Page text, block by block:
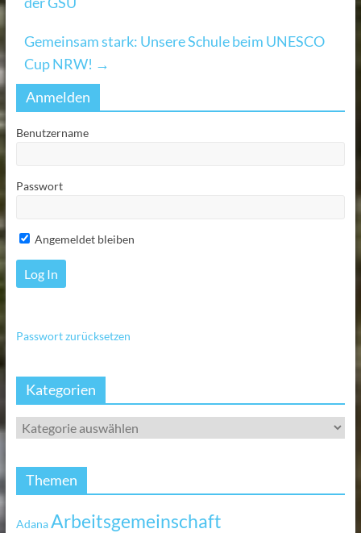
Gemeinsam stark: Unsere Schule beim UNESCO
Cup NRW! →
Anmelden
Benutzername
Passwort
Angemeldet bleiben
Passwort zurücksetzen
Kategorien
Themen
AdanaArbeitsgemeinschaft